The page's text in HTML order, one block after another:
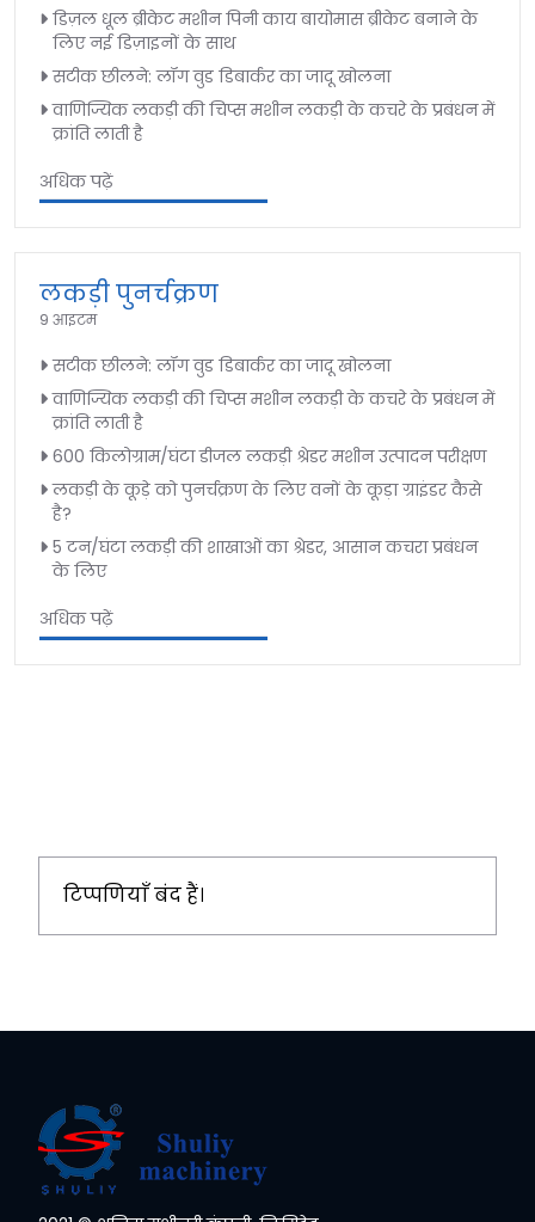
डिज़ल धूल ब्रीकेट मशीन पिनी काय बायोमास ब्रीकेट बनाने के
लिए नई डिज़ाइनों के साथ
सटीक छीलने: लॉग वुड डिबार्कर का जादू खोलना
वाणिज्यिक लकड़ी की चिप्स मशीन लकड़ी के कचरे के प्रबंधन में
क्रांति लाती है
अधिक पढ़ें
लकड़ी पुनर्चक्रण
9 आइटम
सटीक छीलने: लॉग वुड डिबार्कर का जादू खोलना
वाणिज्यिक लकड़ी की चिप्स मशीन लकड़ी के कचरे के प्रबंधन में
क्रांति लाती है
600 किलोग्राम/घंटा डीजल लकड़ी श्रेडर मशीन उत्पादन परीक्षण
लकड़ी के कूड़े को पुनर्चक्रण के लिए वनों के कूड़ा ग्राइंडर कैसे
है?
5 टन/घंटा लकड़ी की शाखाओं का श्रेडर, आसान कचरा प्रबंधन
के लिए
अधिक पढ़ें
टिप्पणियाँ बंद हैं।